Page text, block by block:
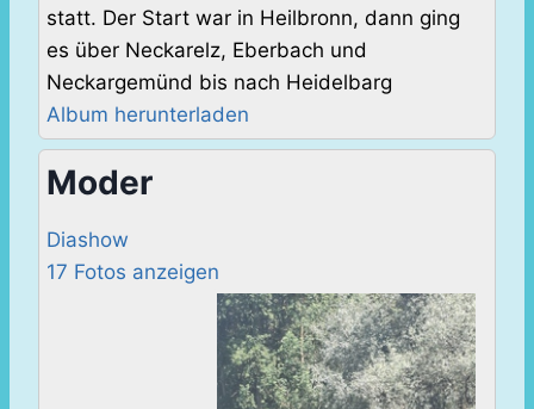
statt. Der Start war in Heilbronn, dann ging
es über Neckarelz, Eberbach und
Neckargemünd bis nach Heidelbarg
Album herunterladen
Moder
Diashow
17 Fotos anzeigen